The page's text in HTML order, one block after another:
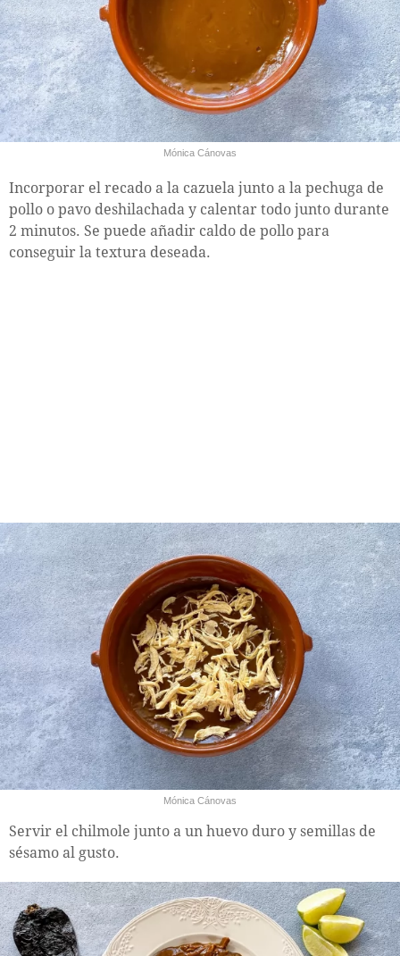
Mónica Cánovas
Incorporar el recado a la cazuela junto a la pechuga de
pollo o pavo deshilachada y calentar todo junto durante
2 minutos. Se puede añadir caldo de pollo para
conseguir la textura deseada.
Mónica Cánovas
Servir el chilmole junto a un huevo duro y semillas de
sésamo al gusto.